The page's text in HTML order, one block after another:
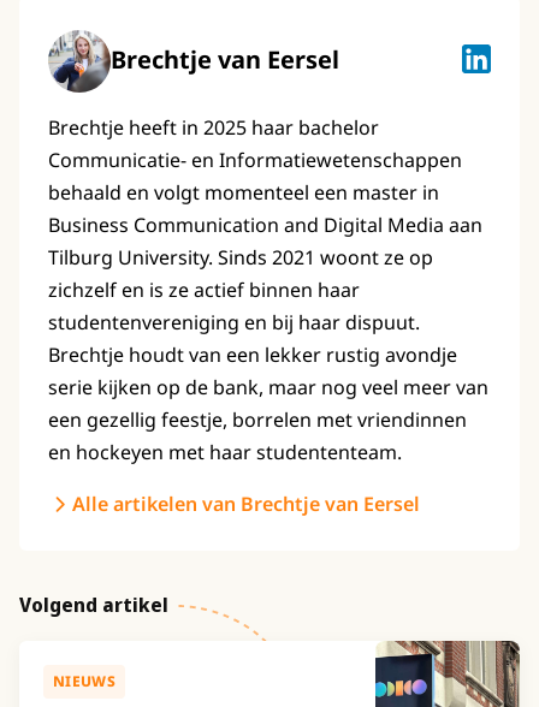
Brechtje van Eersel
Brechtje heeft in 2025 haar bachelor
Communicatie- en Informatiewetenschappen
behaald en volgt momenteel een master in
Business Communication and Digital Media aan
Tilburg University. Sinds 2021 woont ze op
zichzelf en is ze actief binnen haar
studentenvereniging en bij haar dispuut.
Brechtje houdt van een lekker rustig avondje
serie kijken op de bank, maar nog veel meer van
een gezellig feestje, borrelen met vriendinnen
en hockeyen met haar studententeam.
Alle artikelen van Brechtje van Eersel
Volgend artikel
NIEUWS